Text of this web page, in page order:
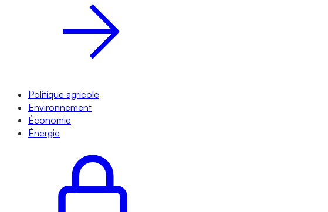
Politique agricole
Environnement
Économie
Énergie